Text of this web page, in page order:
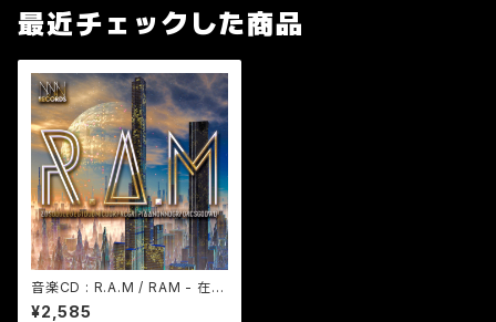
最近チェックした商品
音楽CD : R.A.M / RAM - 在庫
限り
¥2,585